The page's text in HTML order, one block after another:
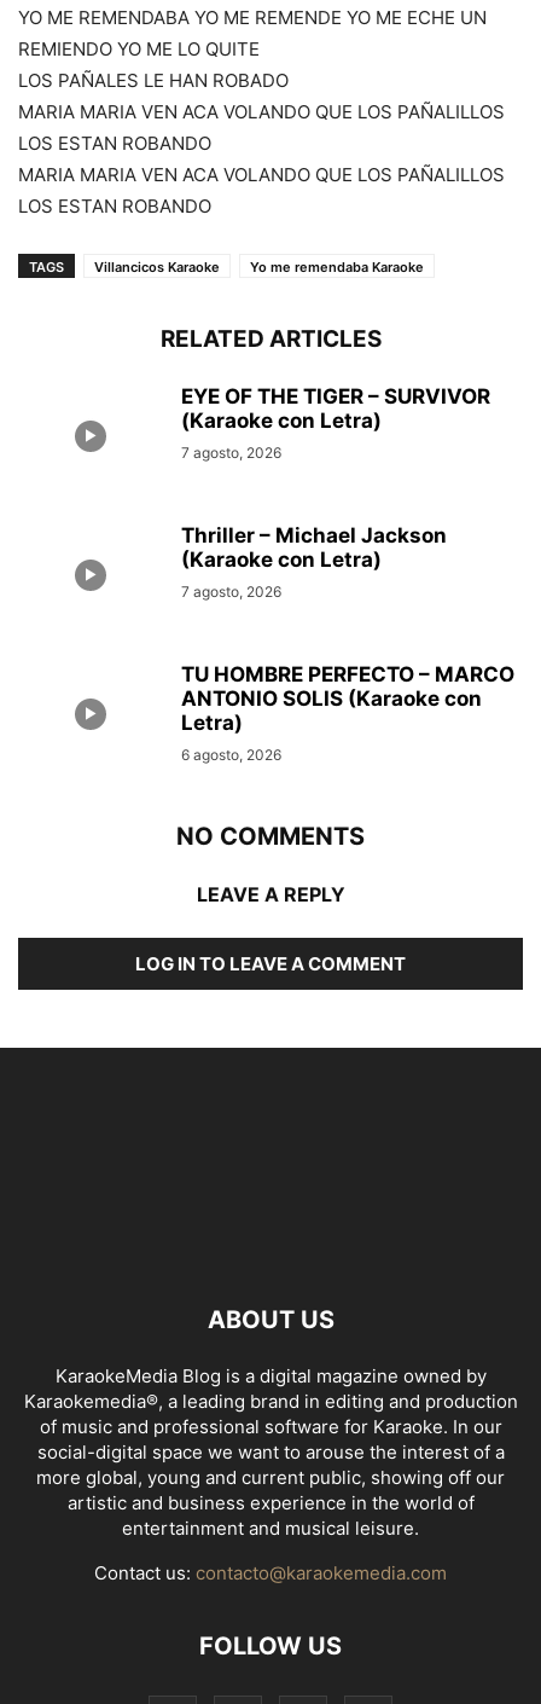
YO ME REMENDABA YO ME REMENDE YO ME ECHE UN
REMIENDO YO ME LO QUITE
LOS PAÑALES LE HAN ROBADO
MARIA MARIA VEN ACA VOLANDO QUE LOS PAÑALILLOS
LOS ESTAN ROBANDO
MARIA MARIA VEN ACA VOLANDO QUE LOS PAÑALILLOS
LOS ESTAN ROBANDO
TAGS Villancicos Karaoke Yo me remendaba Karaoke
RELATED ARTICLES
EYE OF THE TIGER – SURVIVOR
(Karaoke con Letra)
7 agosto, 2026
Thriller – Michael Jackson
(Karaoke con Letra)
7 agosto, 2026
TU HOMBRE PERFECTO – MARCO
ANTONIO SOLIS (Karaoke con
Letra)
6 agosto, 2026
NO COMMENTS
LEAVE A REPLY
LOG IN TO LEAVE A COMMENT
ABOUT US
KaraokeMedia Blog is a digital magazine owned by
Karaokemedia®, a leading brand in editing and production
of music and professional software for Karaoke. In our
social-digital space we want to arouse the interest of a
more global, young and current public, showing off our
artistic and business experience in the world of
entertainment and musical leisure.
Contact us: contacto@karaokemedia.com
FOLLOW US